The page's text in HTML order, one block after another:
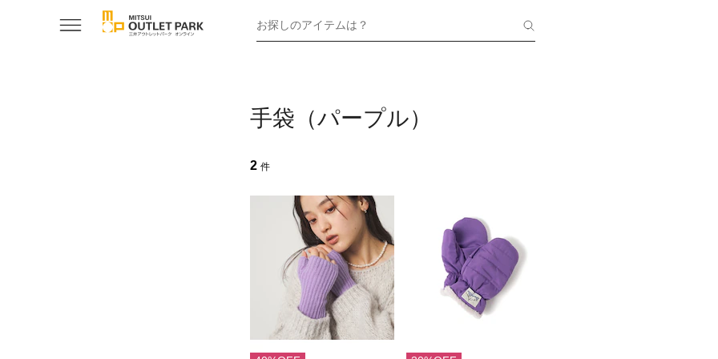
お探しのアイテムは？
手袋（パープル）
2 件